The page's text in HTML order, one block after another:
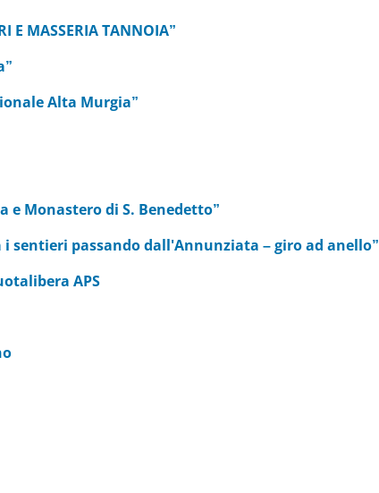
E MASSERIA TANNOIA”
Alta Murgia”
e Monastero di S. Benedetto”
i sentieri passando dall'Annunziata – giro ad anello”
APS